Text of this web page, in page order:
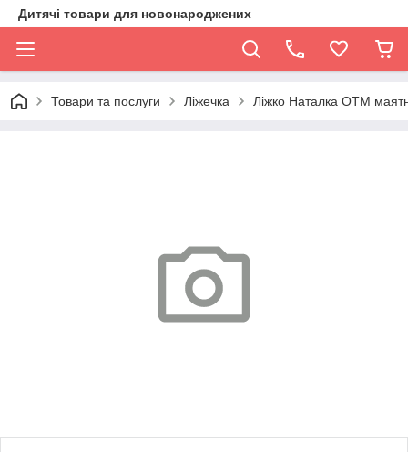
Дитячі товари для новонароджених
Товари та послуги Ліжечка Ліжко Наталка ОТМ